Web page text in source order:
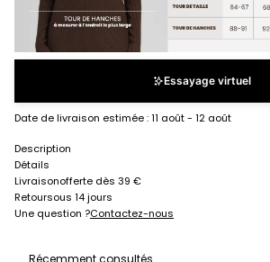
Essayage virtuel
Date de livraison estimée :11 août - 12 août
Description
Détails
Livraisonofferte dès 39 €
Retoursous 14 jours
Une question ?Contactez-nous
Récemment consultés